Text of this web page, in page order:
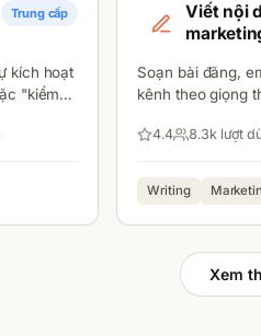
Trung cấp
kích hoạt
"kiểm
Viết nội
Soạn bài đăng,
kênh theo giọng
4.4 8.3klượt
Writing
Xem